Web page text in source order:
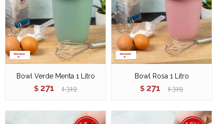
Bowl Verde Menta 1 Litro
$ 271 $ 319
Bowl Rosa 1 Litro
$ 271 $ 319